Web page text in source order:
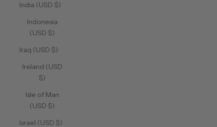
India (USD $)
Indonesia
(USD $)
Iraq (USD $)
Ireland (USD
$)
Isle of Man
(USD $)
Israel (USD $)